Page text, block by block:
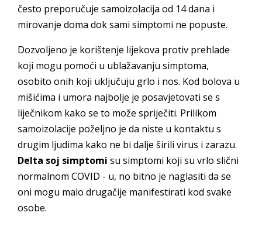
često preporučuje samoizolacija od 14 dana i
mirovanje doma dok sami simptomi ne popuste.
Dozvoljeno je korištenje lijekova protiv prehlade
koji mogu pomoći u ublažavanju simptoma,
osobito onih koji uključuju grlo i nos. Kod bolova u
mišićima i umora najbolje je posavjetovati se s
liječnikom kako se to može spriječiti. Prilikom
samoizolacije poželjno je da niste u kontaktu s
drugim ljudima kako ne bi dalje širili virus i zarazu.
Delta soj simptomi su simptomi koji su vrlo slični
normalnom COVID - u, no bitno je naglasiti da se
oni mogu malo drugačije manifestirati kod svake
osobe.